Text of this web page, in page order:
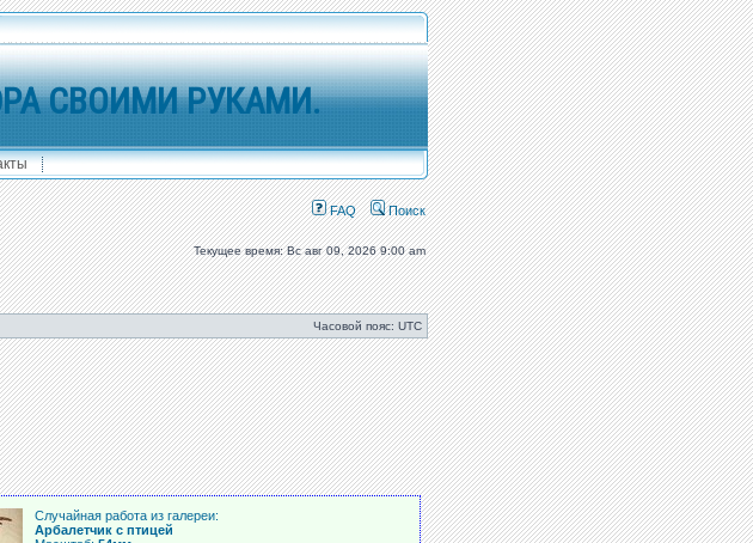
СВОИМИ РУКАМИ.
FAQ Поиск
Текущее время: Вс авг 09, 2026 9:00 am
Часовой пояс: UTC
Случайная работа из галереи:
Арбалетчик с птицей